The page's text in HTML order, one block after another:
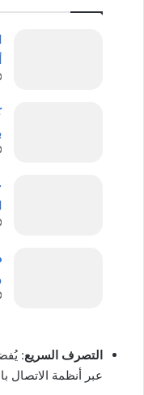
التصرف السريع:
عبر أنظمة الاتصال